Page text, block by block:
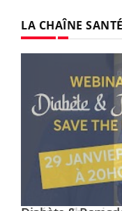
LA CHAÎNE SANTÉ